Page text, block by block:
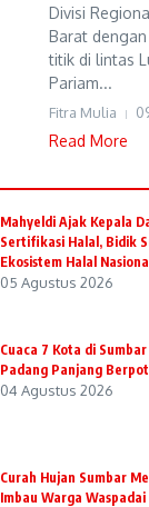
Divisi
Barat
titik di lintas
Pariam...
Fitra Mulia
Read More
Mahyeldi Ajak Kepala
Sertifikasi Halal, Bidik
Ekosistem Halal Nasional
05 Agustus 2026
Cuaca 7 Kota di
Padang Panjang
04 Agustus 2026
Curah Hujan Sumbar
Imbau Warga